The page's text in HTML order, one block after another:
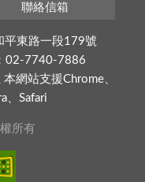
聯絡信箱
平東路一段179號
02-7740-7886
網站支援Chrome、
、Safari
所有